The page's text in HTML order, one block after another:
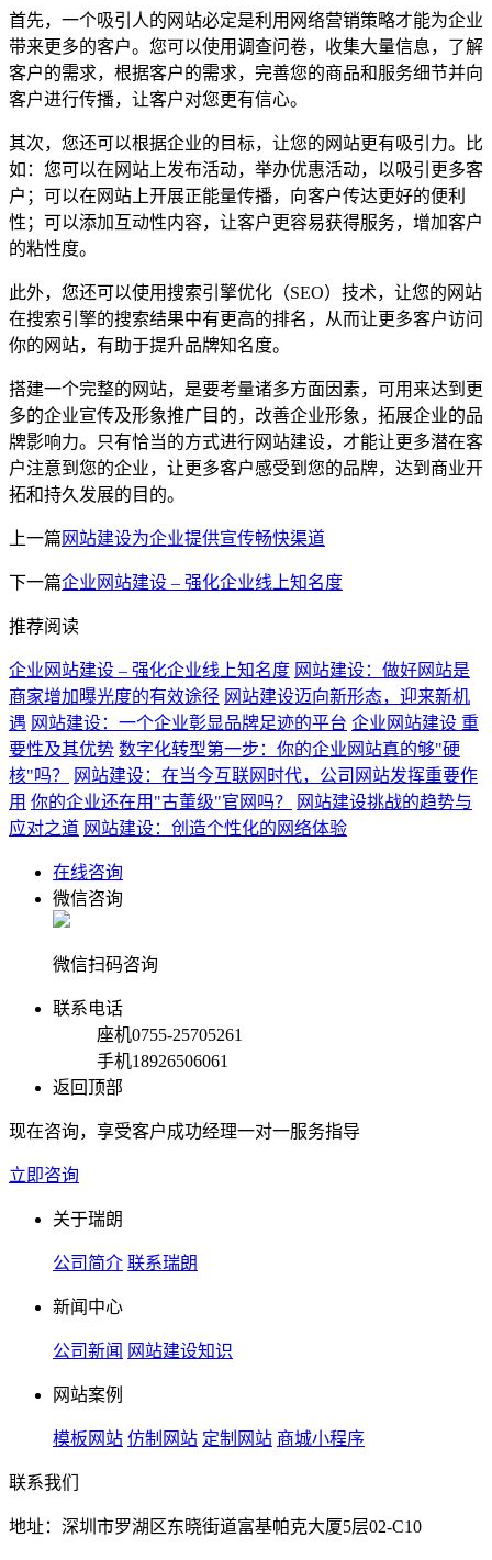
首先，一个吸引人的网站必定是利用网络营销策略才能为企业
带来更多的客户。您可以使用调查问卷，收集大量信息，了解
客户的需求，根据客户的需求，完善您的商品和服务细节并向
客户进行传播，让客户对您更有信心。
其次，您还可以根据企业的目标，让您的网站更有吸引力。比
如：您可以在网站上发布活动，举办优惠活动，以吸引更多客
户；可以在网站上开展正能量传播，向客户传达更好的便利
性；可以添加互动性内容，让客户更容易获得服务，增加客户
的粘性度。
此外，您还可以使用搜索引擎优化（SEO）技术，让您的网站
在搜索引擎的搜索结果中有更高的排名，从而让更多客户访问
你的网站，有助于提升品牌知名度。
搭建一个完整的网站，是要考量诸多方面因素，可用来达到更
多的企业宣传及形象推广目的，改善企业形象，拓展企业的品
牌影响力。只有恰当的方式进行网站建设，才能让更多潜在客
户注意到您的企业，让更多客户感受到您的品牌，达到商业开
拓和持久发展的目的。
上一篇 网站建设为企业提供宣传畅快渠道
下一篇企业网站建设 – 强化企业线上知名度
推荐阅读
企业网站建设 – 强化企业线上知名度 网站建设：做好网站是
商家增加曝光度的有效途径 网站建设迈向新形态，迎来新机
遇 网站建设：一个企业彰显品牌足迹的平台 企业网站建设 重
要性及其优势 数字化转型第一步：你的企业网站真的够"硬
核"吗？
网站建设：在当今互联网时代，公司网站发挥重要作
用 你的企业还在用"古董级"官网吗？
网站建设挑战的趋势与
应对之道 网站建设：创造个性化的网络体验
在线咨询
微信咨询
微信扫码咨询
联系电话
座机0755-25705261
手机18926506061
返回顶部
现在咨询，享受客户成功经理一对一服务指导
立即咨询
关于瑞朗
公司简介 联系瑞朗
新闻中心
公司新闻 网站建设知识
网站案例
模板网站 仿制网站 定制网站 商城小程序
联系我们
地址：深圳市罗湖区东晓街道富基帕克大厦5层02-C10